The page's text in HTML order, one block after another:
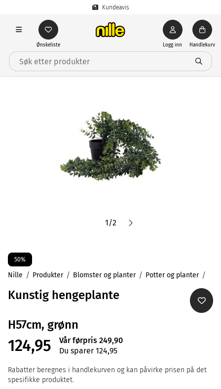
Kundeavis
Ønskeliste Logg inn Handlekurv
1/2
50%
Nille Produkter Blomster og planter Potter og planter
Kunstig hengeplante
H57cm, grønn
124,95
Vår førpris 249,90
Du sparer 124,95
Rabatter beregnes i handlekurven og kan påvirke prisen på det
spesifikke produktet.